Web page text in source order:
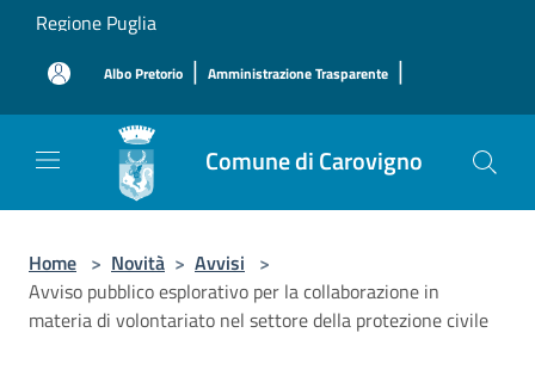
Salta al contenuto principale
Regione Puglia
Albo Pretorio | Amministrazione Trasparente |
Comune di Carovigno
Home > Novità > Avvisi >
Avviso pubblico esplorativo per la collaborazione in
materia di volontariato nel settore della protezione civile